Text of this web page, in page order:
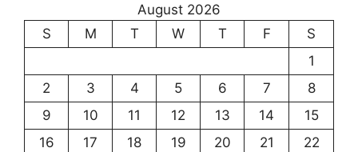
August 2026
S
M T W T F
S
1
2
3 4 5 6 7
8
9
10 11 12 13 14
15
16
17 18 19 20 21
22